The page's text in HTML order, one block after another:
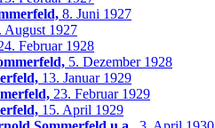
8. Juni 1927
August 1927
Februar 1928
5. Dezember 1928
13. Januar 1929
23. Februar 1929
15. April 1929